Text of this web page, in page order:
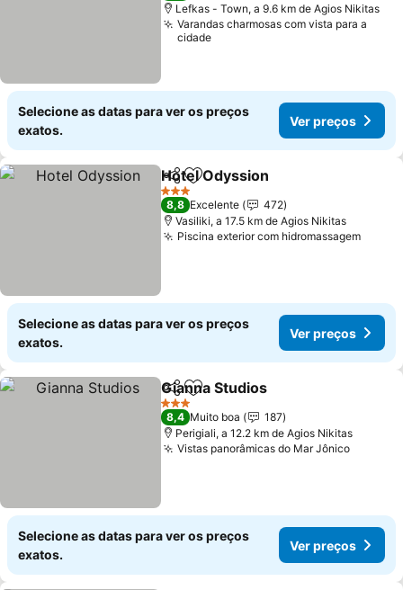
Lefkas - Town, a 9.6 km de Agios Nikitas
Varandas charmosas com vista para a
cidade
Selecione as datas para ver os preços
exatos.
Ver preços
PartilharAdicionar aos favoritos
Hotel Odyssion
3 Estrelas
8,8 Excelente
472
Vasiliki, a 17.5 km de Agios Nikitas
Piscina exterior com hidromassagemVer
Selecione as datas para ver os preços
exatos.
Ver preços
PartilharAdicionar aos favoritos
Gianna Studios
3 Estrelas
8,4 Muito boa
187
Perigiali, a 12.2 km de Agios Nikitas
Vistas panorâmicas do Mar JônicoVer
Selecione as datas para ver os preços
exatos.
Ver preços